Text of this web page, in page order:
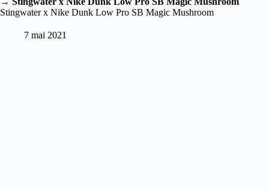
Stingwater x Nike Dunk Low Pro SB Magic Mushroom
7 mai 2021